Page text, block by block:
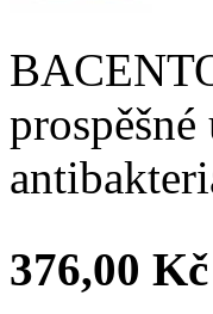
376,00 Kč